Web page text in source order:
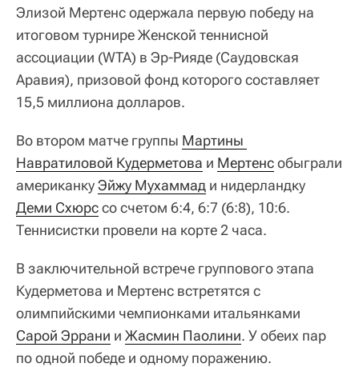
Элизой Мертенс одержала первую победу на
итоговом турнире Женской теннисной
ассоциации (WTA) в Эр-Рияде (Саудовская
Аравия), призовой фонд которого составляет
15,5 миллиона долларов.
Во втором матче группы Мартины
Навратиловой Кудерметова и Мертенсобыграли
американкуЭйжу Мухаммад и нидерландку
Деми Схюрссо счетом 6:4, 6:7 (6:8), 10:6.
Теннисистки провели на корте 2 часа.
В заключительной встрече группового этапа
Кудерметова и Мертенс встретятся с
олимпийскими чемпионками итальянками
Сарой Эррани и Жасмин Паолини. У обеих пар
по одной победе и одному поражению.